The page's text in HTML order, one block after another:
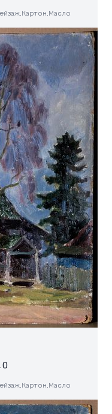
Картон, Масло
0
Картон, Масло